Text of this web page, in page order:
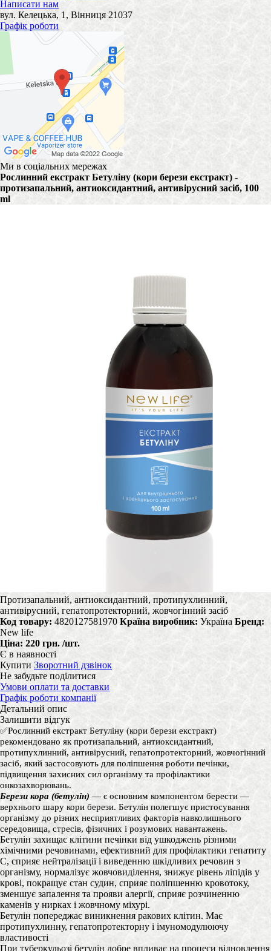
Написати нам
вул. Келецька, 1, Вінниця 21037
Графік роботи
Ми в соціальних мережах
Рослинний екстракт Бетуліну (кори берези екстракт) -
протизапальний, антиоксидантний, антивірусний засіб, 100
ml
Протизапальний, антиоксидантний, протипухлинний,
антивірусний, гепатопротекторний, жовчогінний засіб
Код товару: 4820127581970 Країна виробник: Україна Бренд:
New life
Ціна: 220 грн. /шт.
Є в наявності
Купити Зворотний дзвінок
Не забудьте поділитися
Умови оплати та доставки
Графік роботи компанії
Детальний опис
Залишити відгук
✅Рослинний екстракт Бетуліну (кори берези екстракт)
рекомендовано як протизапальний, антиоксидантний,
протипухлинний, антивірусний, гепатопротекторний, жовчогінний
засіб, який застосовують для поліпшення роботи печінки,
підвищення захисних сил організму та профілактики
онкозахворювань.
Берези кора (бетулін) — є основним компонентом берести —
верхнього шару кори берези. Бетулін полегшує пристосування
організму до різних несприятливих факторів навколишнього
середовища, стресів, фізичних і розумових навантажень.
Бетулін захищає клітини печінки від ушкоджень різними
хімічними речовинами, ефективний для профілактики гепатиту
С, сприяє нейтралізації і виведенню шкідливих речовин з
організму, нормалізує жовчовиділення, знижує рівень ліпідів у
крові, покращує стан судин, сприяє поліпшенню кровотоку,
зменшує запалення та прояви алергії, сприяє розчиненню
каменів у нирках і жовчному міхурі.
Бетулін попереджає виникнення ракових клітин. Має
протипухлинну, гепатопротекторну і імуномодулюючу
властивості
При туберкульозі бетулін добре впливає на процеси відновлення